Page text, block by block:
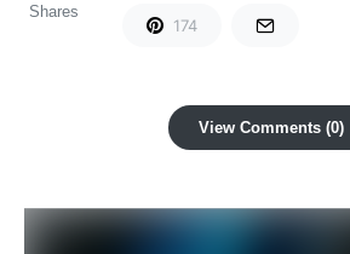
Shares
174
View Comments (0)